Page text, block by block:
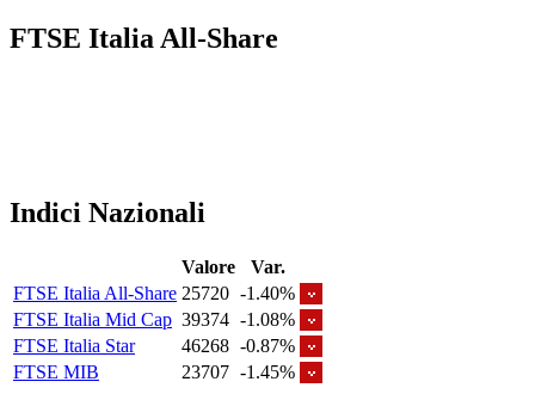
FTSE Italia All-Share
Indici Nazionali
Valore
Var.
FTSE Italia All-Share 25720 -1.40%
FTSE Italia Mid Cap 39374 -1.08%
FTSE Italia Star
46268 -0.87%
FTSE MIB
23707 -1.45%